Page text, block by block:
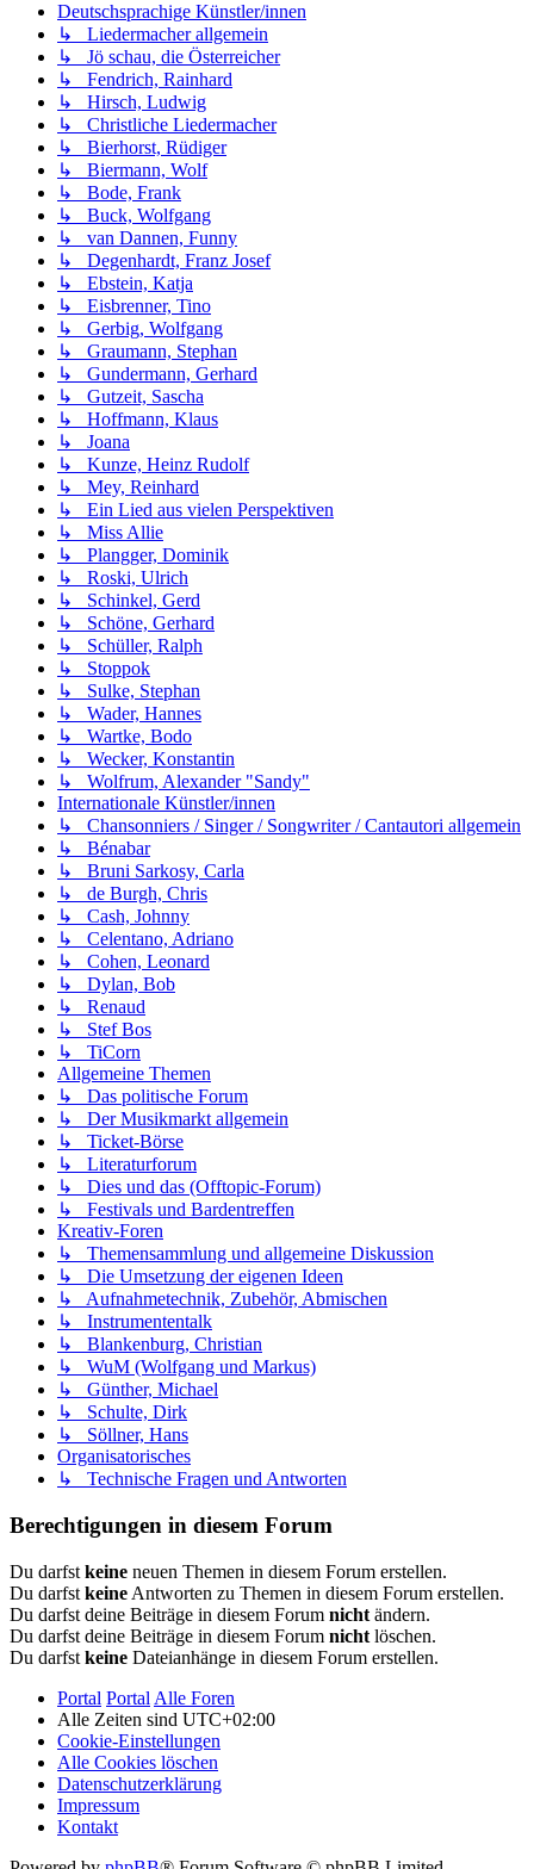
Deutschsprachige Künstler/innen
↳ Liedermacher allgemein
↳ Jö schau, die Österreicher
↳ Fendrich, Rainhard
↳ Hirsch, Ludwig
↳ Christliche Liedermacher
↳ Bierhorst, Rüdiger
↳ Biermann, Wolf
↳ Bode, Frank
↳ Buck, Wolfgang
↳ van Dannen, Funny
↳ Degenhardt, Franz Josef
↳ Ebstein, Katja
↳ Eisbrenner, Tino
↳ Gerbig, Wolfgang
↳ Graumann, Stephan
↳ Gundermann, Gerhard
↳ Gutzeit, Sascha
↳ Hoffmann, Klaus
↳ Joana
↳ Kunze, Heinz Rudolf
↳ Mey, Reinhard
↳ Ein Lied aus vielen Perspektiven
↳ Miss Allie
↳ Plangger, Dominik
↳ Roski, Ulrich
↳ Schinkel, Gerd
↳ Schöne, Gerhard
↳ Schüller, Ralph
↳ Stoppok
↳ Sulke, Stephan
↳ Wader, Hannes
↳ Wartke, Bodo
↳ Wecker, Konstantin
↳ Wolfrum, Alexander "Sandy"
Internationale Künstler/innen
↳ Chansonniers / Singer / Songwriter / Cantautori allgemein
↳ Bénabar
↳ Bruni Sarkosy, Carla
↳ de Burgh, Chris
↳ Cash, Johnny
↳ Celentano, Adriano
↳ Cohen, Leonard
↳ Dylan, Bob
↳ Renaud
↳ Stef Bos
↳ TiCorn
Allgemeine Themen
↳ Das politische Forum
↳ Der Musikmarkt allgemein
↳ Ticket-Börse
↳ Literaturforum
↳ Dies und das (Offtopic-Forum)
↳ Festivals und Bardentreffen
Kreativ-Foren
↳ Themensammlung und allgemeine Diskussion
↳ Die Umsetzung der eigenen Ideen
↳ Aufnahmetechnik, Zubehör, Abmischen
↳ Instrumententalk
↳ Blankenburg, Christian
↳ WuM (Wolfgang und Markus)
↳ Günther, Michael
↳ Schulte, Dirk
↳ Söllner, Hans
Organisatorisches
↳ Technische Fragen und Antworten
Berechtigungen in diesem Forum
Du darfst keine neuen Themen in diesem Forum erstellen.
Du darfst keine Antworten zu Themen in diesem Forum erstellen.
Du darfst deine Beiträge in diesem Forum nicht ändern.
Du darfst deine Beiträge in diesem Forum nicht löschen.
Du darfst keine Dateianhänge in diesem Forum erstellen.
Portal Portal Alle Foren
Alle Zeiten sind UTC+02:00
Cookie-Einstellungen
Alle Cookies löschen
Datenschutzerklärung
Impressum
Kontakt